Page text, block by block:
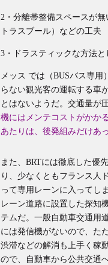
2・分離帯整備スペースが
トラスブール）などの工夫
3・ドラスティックな方法と
メッス では（BUSバス専
らない観光客の運転する車
とはないようだ。交通量が
機にはメンテコストがかか
あたりは、後発組みだけあ
また、BRTには徹底した優
り、少なくともフランス人
って専用レーンに入ってし
レーン道路に設置した探知
テムだ。一般自動車交通用
には発信機がないので、た
渋滞などの解消も上手く稼
ので、自動車から公共交通